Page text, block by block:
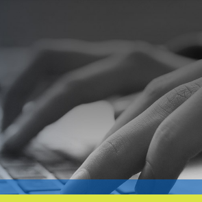
Offre d’emploi
Facebook